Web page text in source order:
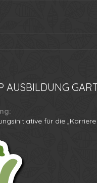
AUSBILDUNG
für die „Karriere